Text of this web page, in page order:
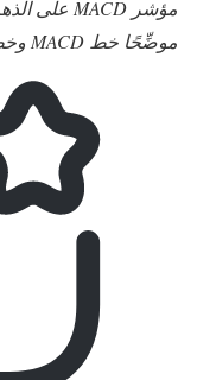
موضِّحًا خط MACD وخط الإشارة وتقاطعَي الشراء والبيع.